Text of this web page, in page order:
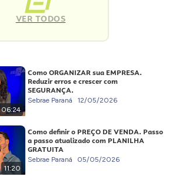
VER TODOS
06:24
Como ORGANIZAR sua EMPRESA.
Reduzir erros e crescer com
SEGURANÇA.
Sebrae Paraná 12/05/2026
11:20
Como definir o PREÇO DE VENDA. Passo
a passo atualizado com PLANILHA
GRATUITA
Sebrae Paraná 05/05/2026